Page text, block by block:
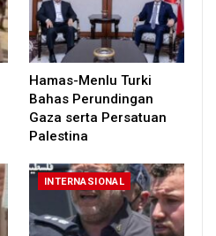
Hamas-Menlu Turki
Bahas Perundingan
Gaza serta Persatuan
Palestina
INTERNASIONAL